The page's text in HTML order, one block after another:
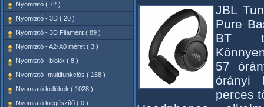
Nyomtató ( 72 )
Nyomtató - 3D ( 20 )
Nyomtató - 3D Filament ( 89 )
Nyomtató - A2-A0 méret ( 3 )
Nyomtató - blokk ( 8 )
Nyomtató -multifunkciós ( 168 )
Nyomtató kellékek ( 1028 )
Nyomtató kiegészítő ( 0 )
JBL
Pure
BT
57
órányi
perces